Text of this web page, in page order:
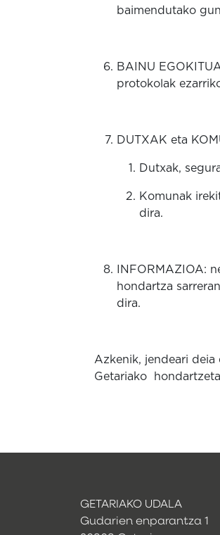
baimendutako
BAINU
protokolak
DUTXAK eta
Dutxak,
Komunak
dira.
INFORMAZIOA:
hondartza
dira.
Azkenik, jendeari
Getariako
GETARIAKO UDALA
Gudarien enparantza 1